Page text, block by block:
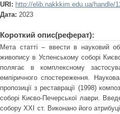
URI: http://elib.nakkkim.edu.ua/handle/
Дата: 2023
Короткий опис(реферат):
Мета статті – ввести в науковий
живопису в Успенському соборі
полягає в комплексному
емпіричного спостереження.
пропозиції з реставрації (1998)
соборі Києво-Печерської лаври.
собору ХХІ ст. Виконано його